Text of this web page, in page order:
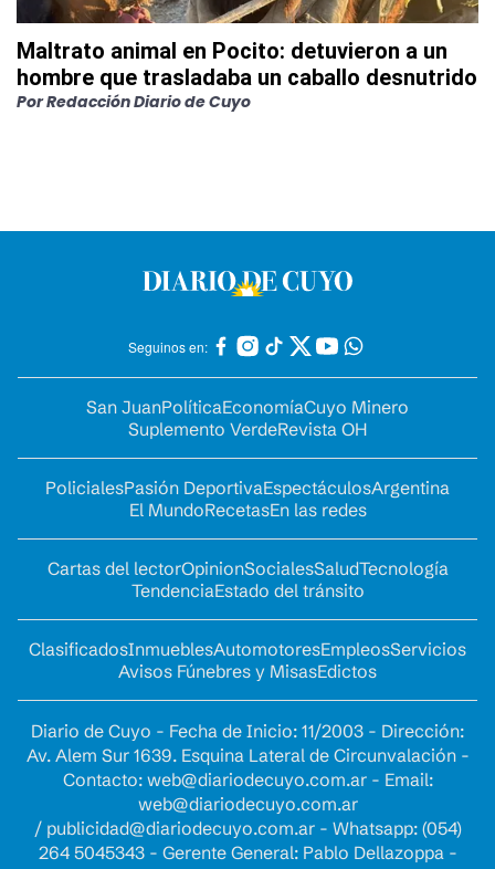
Maltrato animal en Pocito: detuvieron a un
hombre que trasladaba un caballo desnutrido
PorRedacción Diario de Cuyo
Seguinos en:
San JuanPolíticaEconomíaCuyo Minero
Suplemento VerdeRevista OH
PolicialesPasión DeportivaEspectáculosArgentina
El MundoRecetasEn las redes
Cartas del lectorOpinionSocialesSaludTecnología
TendenciaEstado del tránsito
ClasificadosInmueblesAutomotoresEmpleosServicios
Avisos Fúnebres y MisasEdictos
Diario de Cuyo - Fecha de Inicio: 11/2003 - Dirección:
Av. Alem Sur 1639. Esquina Lateral de Circunvalación -
Contacto: web@diariodecuyo.com.ar- Email:
web@diariodecuyo.com.ar
/ publicidad@diariodecuyo.com.ar- Whatsapp: (054)
264 5045343 - Gerente General: Pablo Dellazoppa -